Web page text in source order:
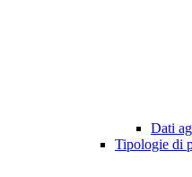
Dati
Tipologie di